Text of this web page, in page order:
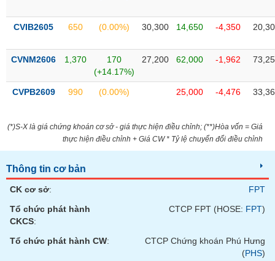
CVIB2605 650 (0.00%) 30,300 14,650 -4,350
CVNM2606 1,370
170
(+14.17%)
27,200 62,000 -1,962
CVPB2609 990 (0.00%) 25,000 -4,476
(*)S-X là giá chứng khoán cơ sở - giá thực hiện điều chỉnh; (**)Hòa vốn = Giá
thực hiện điều chỉnh + Giá CW * Tỷ lệ chuyển đổi điều chỉnh
Thông tin cơ bản
CK cơ sở:
FPT
Tổ chức phát hành
CKCS:
CTCP FPT (HOSE: FPT)
Tổ chức phát hành CW:
CTCP Chứng khoán Phú Hưng
(PHS)
đạo
(-)
Tất cả Người nội bộ Người liên quan Cổ đông lớn
tức
Bài
viết
tác
giả